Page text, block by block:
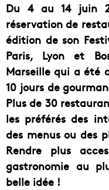
Du 4 au 14 juin
réservation de
édition de son
Paris, Lyon et
Marseille qui a été
10 jours de
Plus de 30
les préférés des
des menus ou des
Rendre plus
gastronomie au
belle idée !